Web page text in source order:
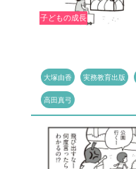
子どもの成長
大塚由香 実務教育出版
高田真弓